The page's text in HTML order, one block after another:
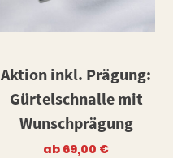
Aktion inkl. Prägung:
Gürtelschnalle mit
Wunschprägung
ab 69,00 €